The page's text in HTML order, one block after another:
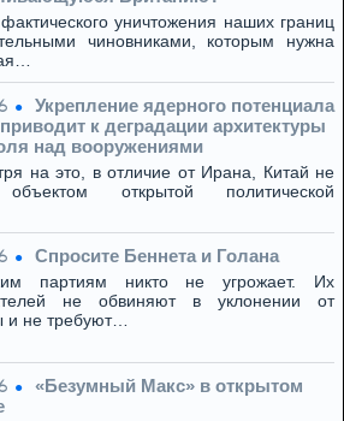
уничтожения наших границ
чиновниками, которым нужна
Укрепление ядерного потенциала
к деградации архитектуры
над вооружениями
на это, в отличие от Ирана, Китай не
открытой политической
Спросите Беннета и Голана
партиям никто не угрожает. Их
не обвиняют в уклонении от
и не требуют…
«Безумный Макс» в открытом